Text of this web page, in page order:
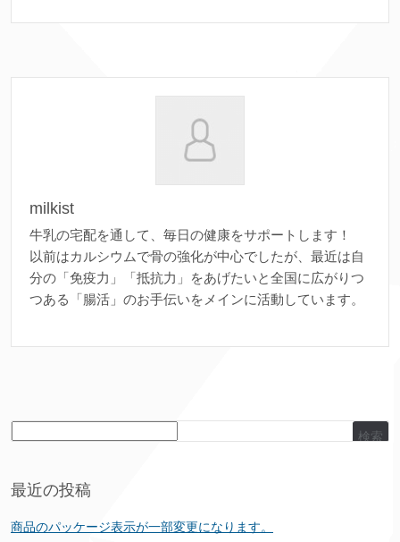
milkist
牛乳の宅配を通して、毎日の健康をサポートします！
以前はカルシウムで骨の強化が中心でしたが、最近は自
分の「免疫力」「抵抗力」をあげたいと全国に広がりつ
つある「腸活」のお手伝いをメインに活動しています。
検索
最近の投稿
商品のパッケージ表示が一部変更になります。